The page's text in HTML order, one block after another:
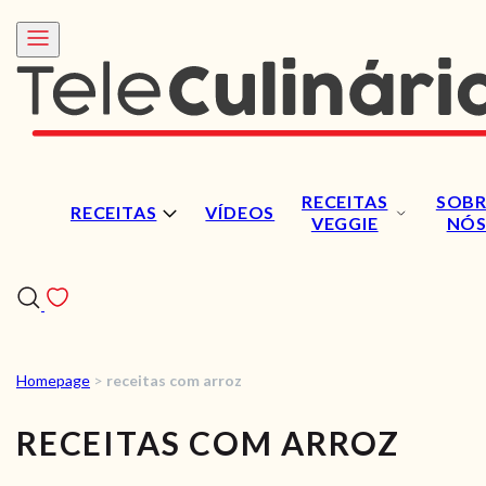
RECEITAS VÍDEOS
RECEITAS
VEGGIE
NÓS
RECEITAS
VÍDEOS
Homepage > receitas com arroz
RECEITAS COM ARROZ